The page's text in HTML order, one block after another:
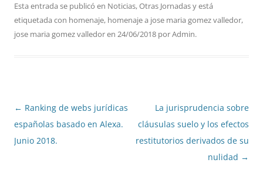
Esta entrada se publicó en Noticias,Otras Jornadasy está
etiquetada con homenaje, homenaje a jose maria gomez valledor,
jose maria gomez valledoren 24/06/2018 porAdmin.
Navegación
de
entradas
← Ranking de webs jurídicas
españolas basado en Alexa.
Junio 2018.
La jurisprudencia sobre
cláusulas suelo y los efectos
restitutorios derivados de su
nulidad →